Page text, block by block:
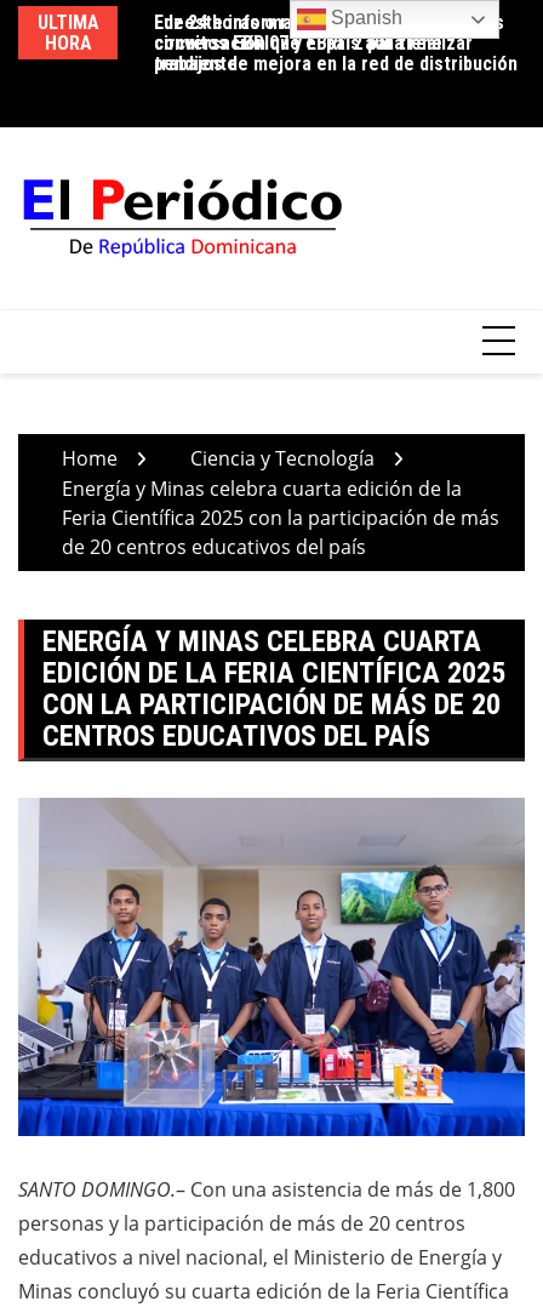
Skip
content
ULTIMA
HORA
Luz 24 horas o reducción de pérdidas: la
conversación que el país aún tiene
pendiente
Edeeste informa apertura temporal de los
circuitos EBRI07 y EBRI12 para realizar
trabajos de mejora en la red de distribución
Home
Ciencia y Tecnología
Energía y Minas celebra cuarta edición de la
Feria Científica 2025 con la participación de más
de 20 centros educativos del país
ENERGÍA Y MINAS CELEBRA CUARTA
EDICIÓN DE LA FERIA CIENTÍFICA 2025
CON LA PARTICIPACIÓN DE MÁS DE 20
CENTROS EDUCATIVOS DEL PAÍS
SANTO DOMINGO.– Con una asistencia de más de 1,800
personas y la participación de más de 20 centros
educativos a nivel nacional, el Ministerio de Energía y
Minas concluyó su cuarta edición de la Feria Científica
Spanish